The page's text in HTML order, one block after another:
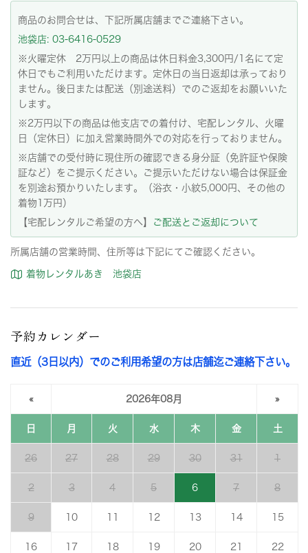
商品のお問合せは、下記所属店舗までご連絡下さい。
池袋店: 03-6416-0529
※火曜定休 2万円以上の商品は休日料金3,300円/1名にて定
休日でもご利用いただけます。定休日の当日返却は承っており
ません。後日または配送（別途送料）でのご返却をお願いいた
します。
※2万円以下の商品は他支店での着付け、宅配レンタル、火曜
日（定休日）に加え営業時間外での対応を行っておりません。
※店舗での受付時に現住所の確認できる身分証（免許証や保険
証など）をご提示ください。ご提示いただけない場合は保証金
を別途お預かりいたします。（浴衣・小紋5,000円、その他の
着物1万円）
【宅配レンタルご希望の方へ】
ご配送とご返却について
所属店舗の営業時間、住所等は下記にてご確認ください。
着物レンタルあき 池袋店
予約カレンダー
直近（3日以内）でのご利用希望の方は店舗迄ご連絡下さい。
« 2026年08月 »
日 月 火 水 木 金 土
26 27 28 29 30 31 1
2 3 4 5 6 7 8
9 10 12 13 14 15
16 17 18 19 20 21 22